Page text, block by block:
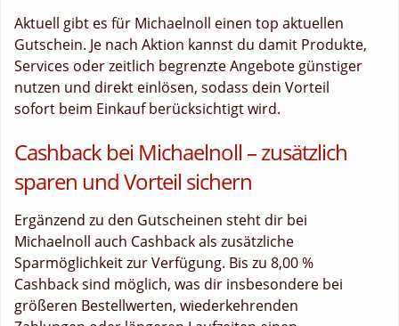
Aktuell gibt es für Michaelnoll einen top aktuellen
Gutschein. Je nach Aktion kannst du damit Produkte,
Services oder zeitlich begrenzte Angebote günstiger
nutzen und direkt einlösen, sodass dein Vorteil
sofort beim Einkauf berücksichtigt wird.
Cashback bei Michaelnoll – zusätzlich
sparen und Vorteil sichern
Ergänzend zu den Gutscheinen steht dir bei
Michaelnoll auch Cashback als zusätzliche
Sparmöglichkeit zur Verfügung. Bis zu 8,00 %
Cashback sind möglich, was dir insbesondere bei
größeren Bestellwerten, wiederkehrenden